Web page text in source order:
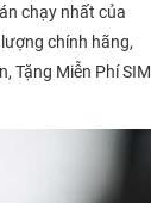
chạy nhất của
chính hãng,
Tặng Miễn Phí SIM